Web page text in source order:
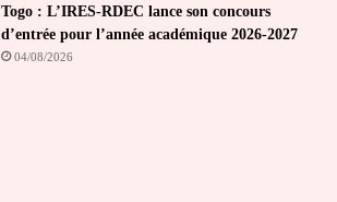
Togo : L’IRES-RDEC lance son concours
d’entrée pour l’année académique 2026-2027
04/08/2026